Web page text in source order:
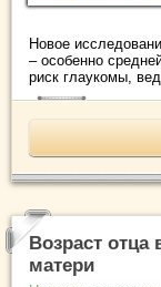
Новое
– особенно
риск глаукомы,
Возраст отца
матери